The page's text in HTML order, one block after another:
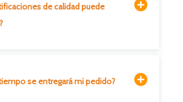
de calidad puede
se entregará mi pedido?